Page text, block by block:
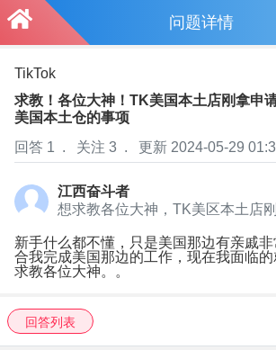
问题详情
TikTok
求教！各位大神！TK美国本土店刚拿申
美国本土仓的事项
回答 1 . 关注 3 . 更新 2024-05-29
江西奋斗者
想求教各位大神，TK美区本土店
新手什么都不懂，只是美国那边有亲戚
合我完成美国那边的工作，现在我面临的
求教各位大神。。
回答列表